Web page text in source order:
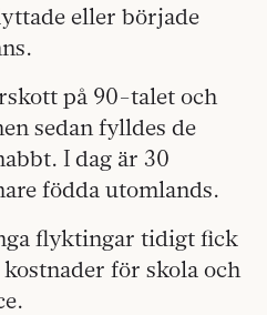
eller började
på 90-talet och
sedan fylldes de
I dag är 30
födda utomlands.
flyktingar tidigt fick
för skola och